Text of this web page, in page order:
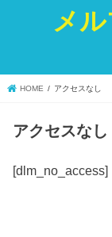
メ
HOME アクセスなし
アクセスなし
[dlm_no_access]